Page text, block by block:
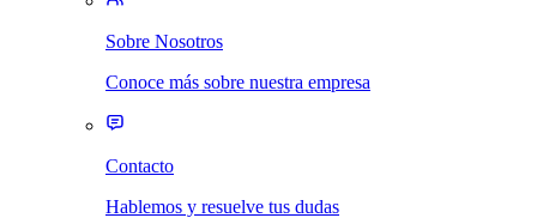
Sobre Nosotros
Conoce más sobre nuestra empresa
Contacto
Hablemos y resuelve tus dudas